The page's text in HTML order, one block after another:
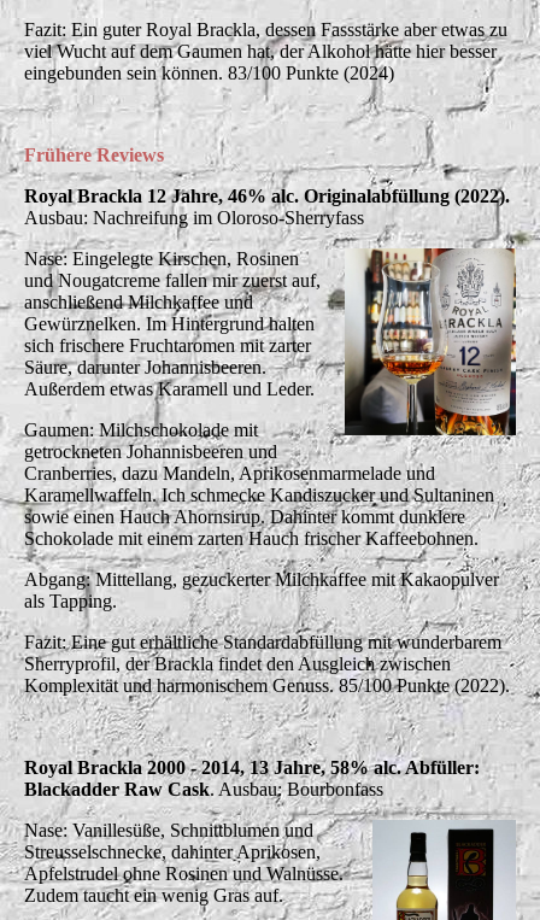
Fazit: Ein guter Royal Brackla, dessen Fassstärke aber etwas zu
viel Wucht auf dem Gaumen hat, der Alkohol hätte hier besser
eingebunden sein können. 83/100 Punkte (2024)
Frühere Reviews
Royal Brackla 12 Jahre, 46% alc. Originalabfüllung (2022).
Ausbau: Nachreifung im Oloroso-Sherryfass
Nase: Eingelegte Kirschen, Rosinen
und Nougatcreme fallen mir zuerst auf,
anschließend Milchkaffee und
Gewürznelken. Im Hintergrund halten
sich frischere Fruchtaromen mit zarter
Säure, darunter Johannisbeeren.
Außerdem etwas Karamell und Leder.
Gaumen: Milchschokolade mit
getrockneten Johannisbeeren und
Cranberries, dazu Mandeln, Aprikosenmarmelade und
Karamellwaffeln. Ich schmecke Kandiszucker und Sultaninen
sowie einen Hauch Ahornsirup. Dahinter kommt dunklere
Schokolade mit einem zarten Hauch frischer Kaffeebohnen.
Abgang: Mittellang, gezuckerter Milchkaffee mit Kakaopulver
als Tapping.
Fazit: Eine gut erhältliche Standardabfüllung mit wunderbarem
Sherryprofil, der Brackla findet den Ausgleich zwischen
Komplexität und harmonischem Genuss. 85/100 Punkte (2022).
Royal Brackla 2000 - 2014, 13 Jahre, 58% alc. Abfüller:
Blackadder Raw Cask. Ausbau: Bourbonfass
Nase: Vanillesüße, Schnittblumen und
Streusselschnecke, dahinter Aprikosen,
Apfelstrudel ohne Rosinen und Walnüsse.
Zudem taucht ein wenig Gras auf.